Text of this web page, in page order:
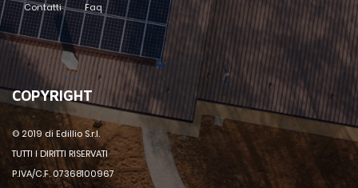
Contatti
Faq
COPYRIGHT
© 2019 di Edillio S.r.l.
TUTTI I DIRITTI RISERVATI
P.IVA/C.F. 07368100967